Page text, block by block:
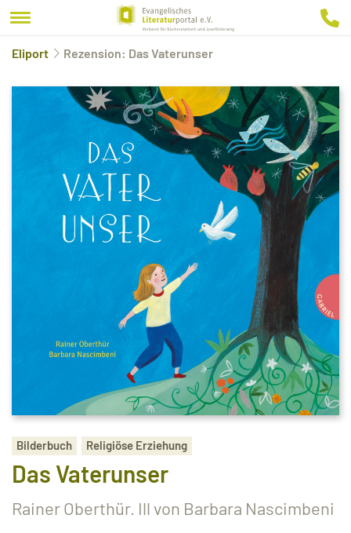
Eliport Rezension: Das Vaterunser
Bilderbuch Religiöse Erziehung
Das Vaterunser
Rainer Oberthür. Ill von Barbara Nascimbeni